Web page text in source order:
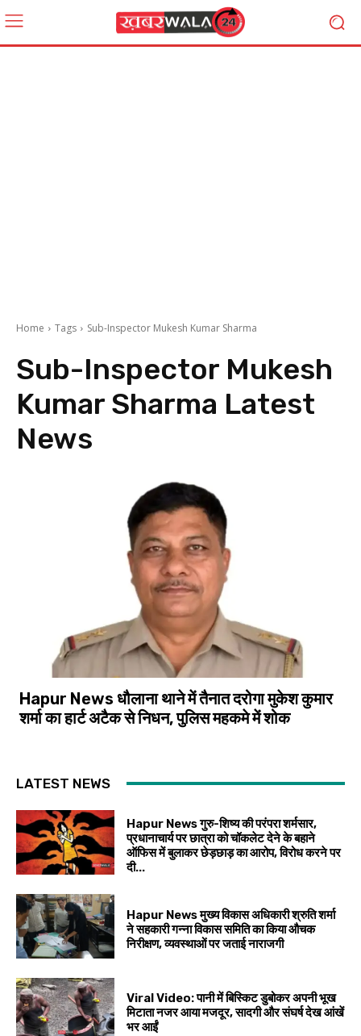
Home Tags Sub-Inspector Mukesh Kumar Sharma
Sub-Inspector Mukesh
Kumar Sharma Latest
News
Hapur News धौलाना थाने में तैनात दरोगा मुकेश कुमार
शर्मा का हार्ट अटैक से निधन, पुलिस महकमे में शोक
LATEST NEWS
Hapur News गुरु-शिष्य की परंपरा शर्मसार,
प्रधानाचार्य पर छात्रा को चॉकलेट देने के बहाने
ऑफिस में बुलाकर छेड़छाड़ का आरोप, विरोध करने पर
दी...
Hapur News मुख्य विकास अधिकारी श्रुति शर्मा
ने सहकारी गन्ना विकास समिति का किया औचक
निरीक्षण, व्यवस्थाओं पर जताई नाराजगी
Viral Video: पानी में बिस्किट डुबोकर अपनी भूख
मिटाता नजर आया मजदूर, सादगी और संघर्ष देख आंखें
भर आईं